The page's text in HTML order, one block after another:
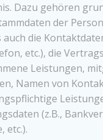
Dazu gehören
der
auch die
etc.), die
Leistungen,
Namen von
(z.B.,
etc.).